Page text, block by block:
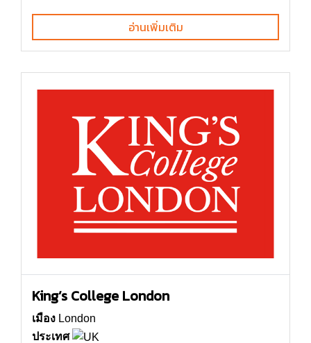
อ่านเพิ่มเติม
King’s College London
เมือง London
ประเทศ